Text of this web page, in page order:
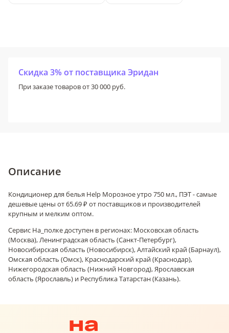
Скидка 3% от поставщика Эридан
При заказе товаров от 30 000 руб.
Описание
Кондиционер для белья Help Морозное утро 750 мл., ПЭТ - самые
дешевые цены от 65.69 ₽ от поставщиков и производителей
крупным и мелким оптом.
Сервис На_полке доступен в регионах: Московская область
(Москва), Ленинградская область (Санкт-Петербург),
Новосибирская область (Новосибирск), Алтайский край (Барнаул),
Омская область (Омск), Краснодарский край (Краснодар),
Нижегородская область (Нижний Новгород), Ярославская
область (Ярославль) и Республика Татарстан (Казань).